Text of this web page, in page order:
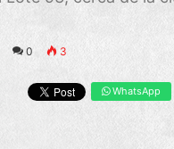
0 3
WhatsApp